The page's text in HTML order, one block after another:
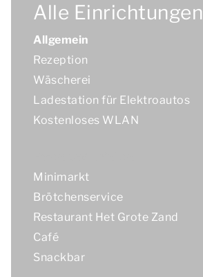
Alle Einrichtungen
Allgemein
Rezeption
Wäscherei
Ladestation für Elektroautos
Kostenloses WLAN
Minimarkt
Brötchenservice
Restaurant Het Grote Zand
Café
Snackbar